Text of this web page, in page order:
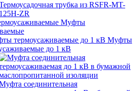
трубка из RSFR-MT-
125H-ZR
Муфты
Муфты
до 1 кВ
соединительная